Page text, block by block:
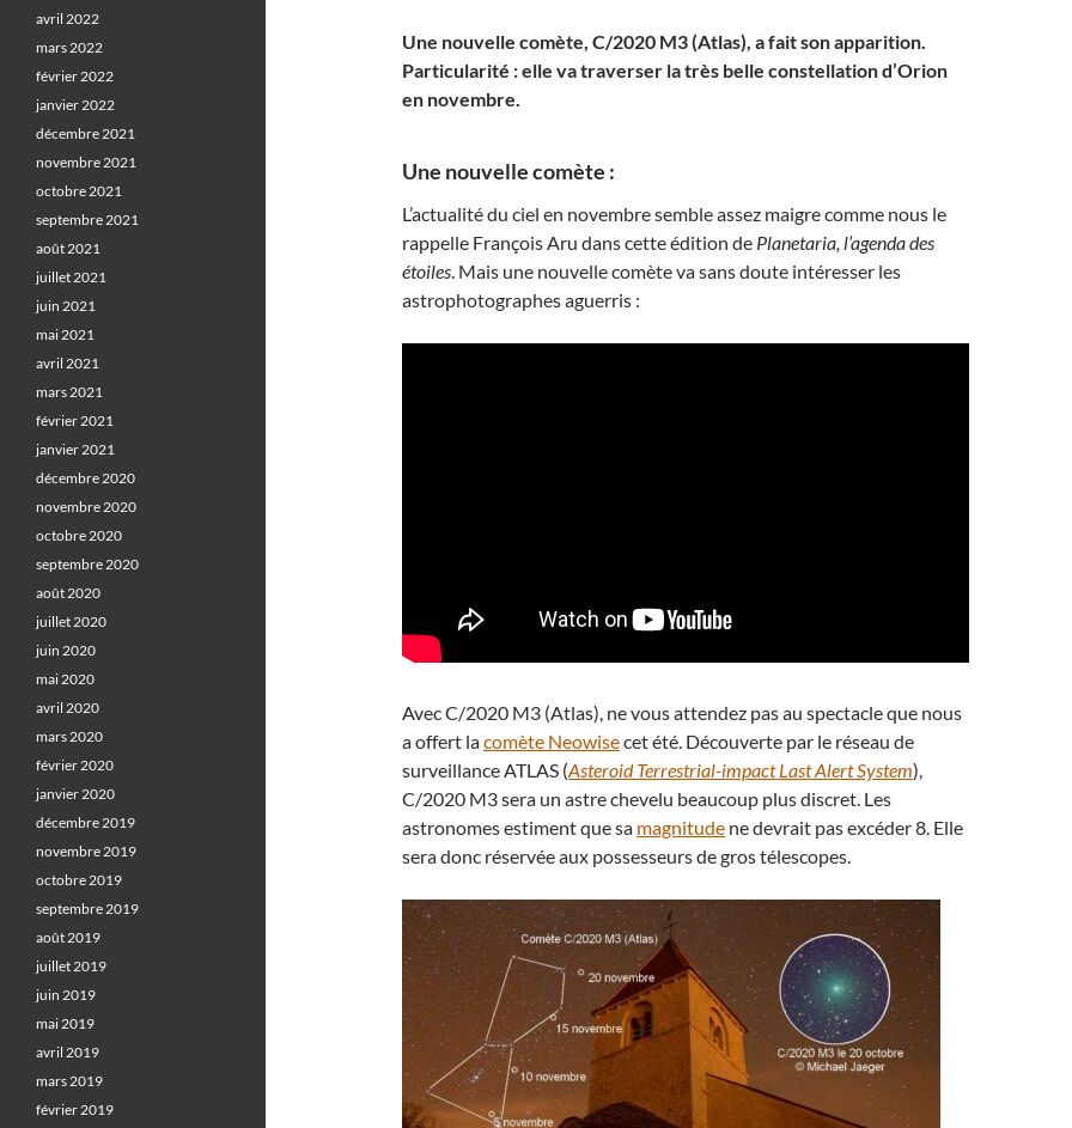
Une nouvelle comète, C/2020 M3 (Atlas), a fait son apparition.
Particularité : elle va traverser la très belle constellation d’Orion
en novembre.
Une nouvelle comète :
L’actualité du ciel en novembre semble assez maigre comme nous le
rappelle François Aru dans cette édition de Planetaria, l’agenda des
étoiles. Mais une nouvelle comète va sans doute intéresser les
astrophotographes aguerris :
Avec C/2020 M3 (Atlas), ne vous attendez pas au spectacle que nous
a offert lacomète Neowisecet été. Découverte par le réseau de
surveillance ATLAS (Asteroid Terrestrial-impact Last Alert System),
C/2020 M3 sera un astre chevelu beaucoup plus discret. Les
astronomes estiment que sa magnitude ne devrait pas excéder 8. Elle
sera donc réservée aux possesseurs de gros télescopes.
avril 2022
mars 2022
février 2022
janvier 2022
décembre 2021
novembre 2021
octobre 2021
septembre 2021
août 2021
juillet 2021
juin 2021
mai 2021
avril 2021
mars 2021
février 2021
janvier 2021
décembre 2020
novembre 2020
octobre 2020
septembre 2020
août 2020
juillet 2020
juin 2020
mai 2020
avril 2020
mars 2020
février 2020
janvier 2020
décembre 2019
novembre 2019
octobre 2019
septembre 2019
août 2019
juillet 2019
juin 2019
mai 2019
avril 2019
mars 2019
février 2019